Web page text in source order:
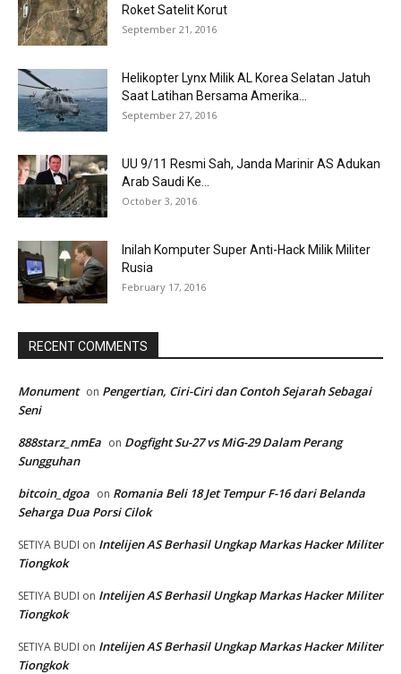
Roket Satelit Korut
September 21, 2016
Helikopter Lynx Milik AL Korea Selatan Jatuh
Saat Latihan Bersama Amerika...
September 27, 2016
UU 9/11 Resmi Sah, Janda Marinir AS Adukan
Arab Saudi Ke...
October 3, 2016
Inilah Komputer Super Anti-Hack Milik Militer
Rusia
February 17, 2016
RECENT COMMENTS
Monument on Pengertian, Ciri-Ciri dan Contoh Sejarah Sebagai
Seni
888starz_nmEa on Dogfight Su-27 vs MiG-29 Dalam Perang
Sungguhan
bitcoin_dgoa on Romania Beli 18 Jet Tempur F-16 dari Belanda
Seharga Dua Porsi Cilok
SETIYA BUDI on Intelijen AS Berhasil Ungkap Markas Hacker Militer
Tiongkok
SETIYA BUDI on Intelijen AS Berhasil Ungkap Markas Hacker Militer
Tiongkok
SETIYA BUDI on Intelijen AS Berhasil Ungkap Markas Hacker Militer
Tiongkok